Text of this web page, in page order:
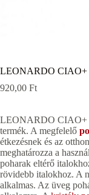
LEONARDO CIAO+
920,00 Ft
LEONARDO CIAO+
termék. A megfelelő
étkezésnek és az
meghatározza a
poharak eltérő
rövidebb italokhoz. A
alkalmas. Az üveg